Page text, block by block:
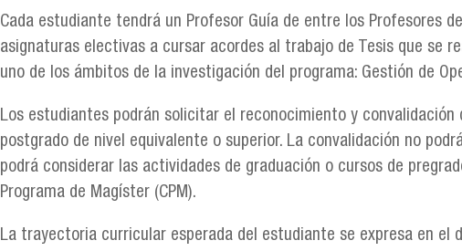
Cada estudiante tendrá un Profesor Guía de entre los Profesores
asignaturas electivas a cursar acordes al trabajo de Tesis que se
uno de los ámbitos de la investigación del programa: Gestión de
Los estudiantes podrán solicitar el reconocimiento y
postgrado de nivel equivalente o superior. La convalidación no
podrá considerar las actividades de graduación o cursos de
Programa de Magíster (CPM).
La trayectoria curricular esperada del estudiante se expresa en el